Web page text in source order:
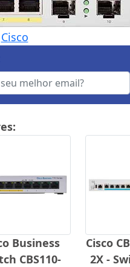
Cisco
Business
CBS110-
Cisco
2X -